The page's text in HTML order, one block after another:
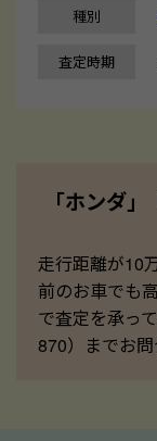
種別
査定時期
「ホンダ
走行距離が10
前のお車でも
で査定を承っ
870）までお問